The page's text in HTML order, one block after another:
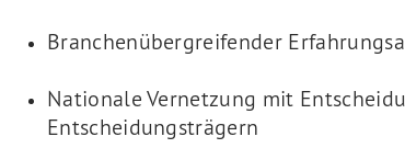
Branchenübergreifender
Nationale Vernetzung mit
Entscheidungsträgern